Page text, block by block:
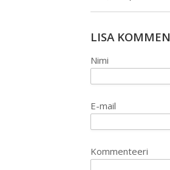
LISA
Nimi
E-mail
Kommenteeri